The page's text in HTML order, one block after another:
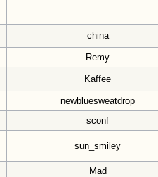
china
Remy
Kaffee
newbluesweatdrop
sconf
sun_smiley
Mad